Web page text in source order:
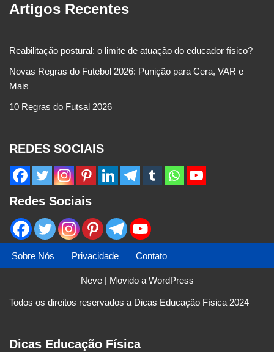
Artigos Recentes
Reabilitação postural: o limite de atuação do educador físico?
Novas Regras do Futebol 2026: Punição para Cera, VAR e
Mais
10 Regras do Futsal 2026
REDES SOCIAIS
Redes Sociais
Sobre Nós Privacidade Contato
Neve| Movido a WordPress
Todos os direitos reservados a Dicas Educação Física 2024
Dicas Educação Física